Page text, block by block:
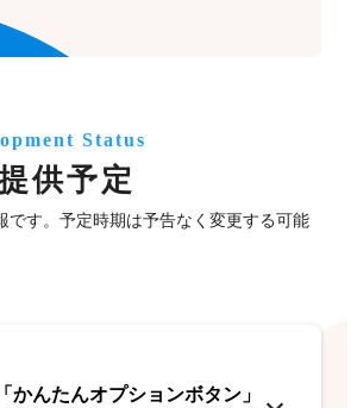
Status
供予定
です。予定時期は予告なく変更する可能
かんたんオプションボタン」